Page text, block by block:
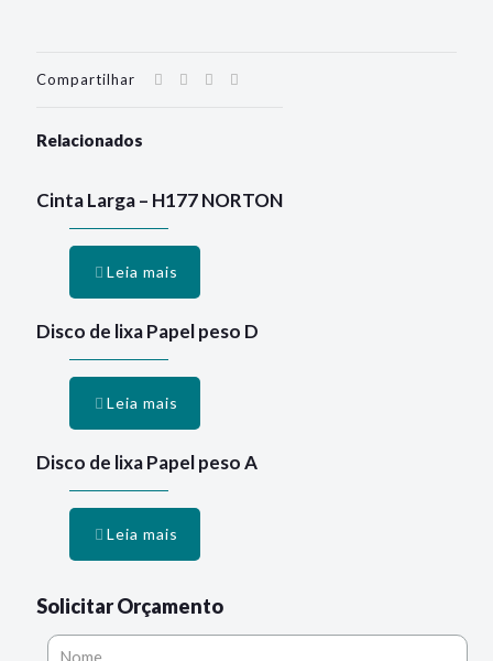
Compartilhar
Relacionados
Cinta Larga – H177 NORTON
Leia mais
Disco de lixa Papel peso D
Leia mais
Disco de lixa Papel peso A
Leia mais
Solicitar Orçamento